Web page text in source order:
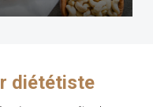
diététiste